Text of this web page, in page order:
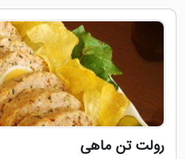
رولت تن ماهی